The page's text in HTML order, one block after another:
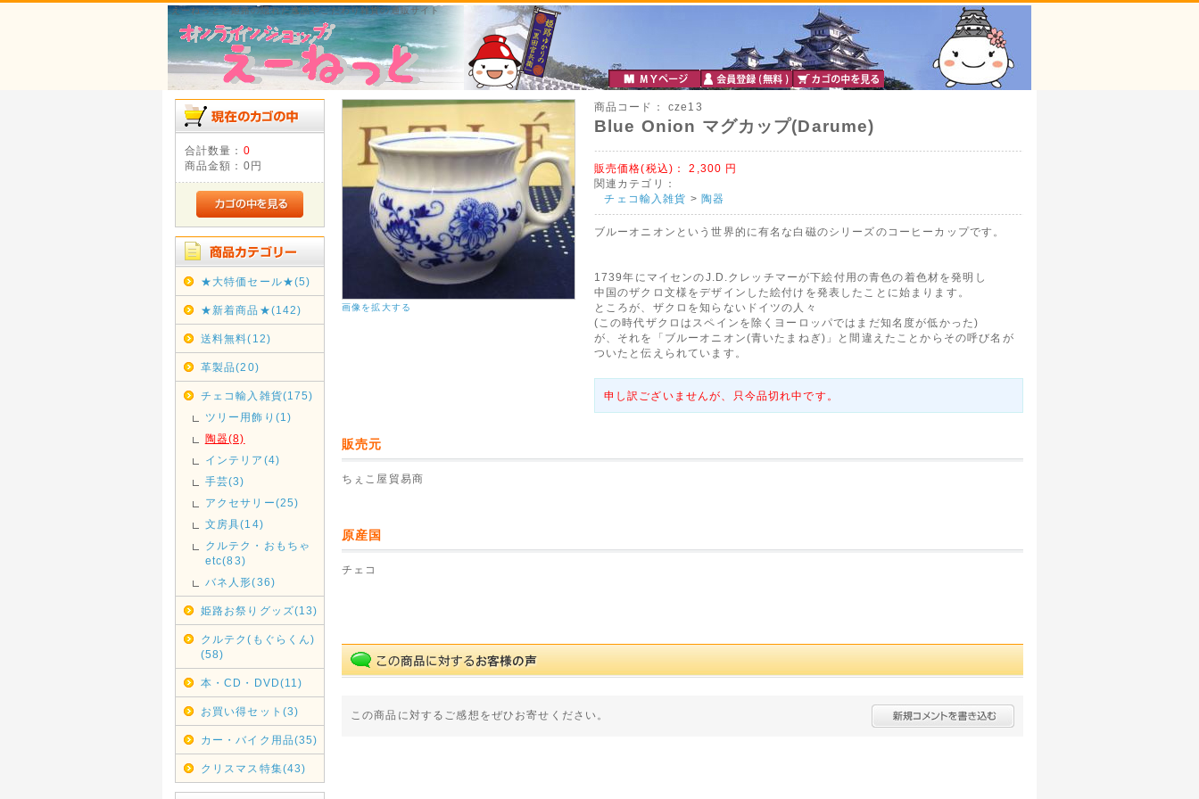
えーねっと：姫路の隠れた逸品やこだわり雑貨の通販サイト
合計数量： 0
商品金額： 0円
★大特価セール★(5)
★新着商品★(142)
送料無料(12)
革製品(20)
チェコ輸入雑貨(175)
ツリー用飾り(1)
陶器(8)
インテリア(4)
手芸(3)
アクセサリー(25)
文房具(14)
クルテク・おもちゃ
etc(83)
バネ人形(36)
姫路お祭りグッズ(13)
クルテク(もぐらくん)
(58)
本・CD・DVD(11)
お買い得セット(3)
カー・バイク用品(35)
クリスマス特集(43)
画像を拡大する
商品コード： cze13
Blue Onion マグカップ(Darume)
販売価格(税込)： 2,300 円
関連カテゴリ：
チェコ輸入雑貨 > 陶器
ブルーオニオンという世界的に有名な白磁のシリーズのコーヒーカップです。
1739年にマイセンのJ.D.クレッチマーが下絵付用の青色の着色材を発明し
中国のザクロ文様をデザインした絵付けを発表したことに始まります。
ところが、ザクロを知らないドイツの人々
(この時代ザクロはスペインを除くヨーロッパではまだ知名度が低かった)
が、それを「ブルーオニオン(青いたまねぎ)」と間違えたことからその呼び名が
ついたと伝えられています。
申し訳ございませんが、只今品切れ中です。
販売元
ちぇこ屋貿易商
原産国
チェコ
この商品に対するご感想をぜひお寄せください。